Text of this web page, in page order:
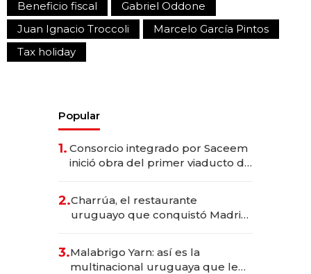
Beneficio fiscal
Gabriel Oddone
Juan Ignacio Troccoli
Marcelo García Pintos
Tax holiday
Popular
1. Consorcio integrado por Saceem
inició obra del primer viaducto de
millones
2.Charrúa, el restaurante
uruguayo que conquistó Madrid:
anticipación y prepara apertura
3.Malabrigo Yarn: así es la
multinacional uruguaya que le